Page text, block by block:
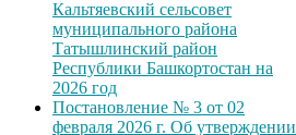
Кальтяевский сельсовет
муниципального района
Татышлинский район
Республики Башкортостан на
2026 год
Постановление № 3 от 02
февраля 2026 г. Об утверждении